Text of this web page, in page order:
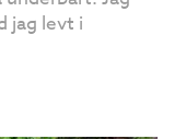
jag levt i